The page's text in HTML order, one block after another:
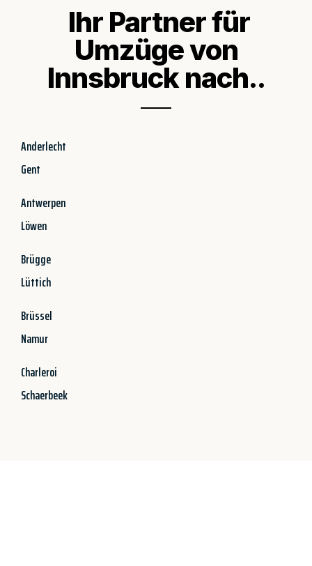
Ihr Partner für
Umzüge von
Innsbruck nach..
Anderlecht
Gent
Antwerpen
Löwen
Brügge
Lüttich
Brüssel
Namur
Charleroi
Schaerbeek